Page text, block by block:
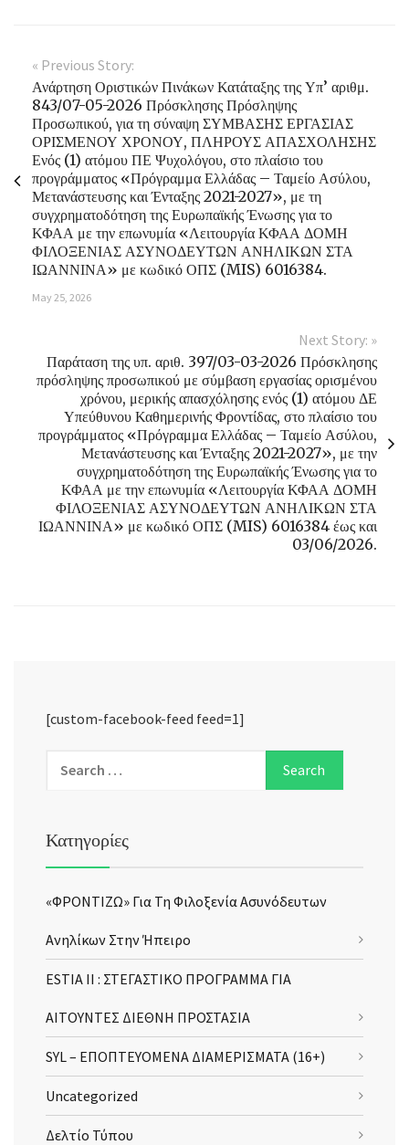
« Previous Story:
Ανάρτηση Οριστικών Πινάκων Κατάταξης της Υπ’ αριθμ.
843/07-05-2026 Πρόσκλησης Πρόσληψης
Προσωπικού, για τη σύναψη ΣΥΜΒΑΣΗΣ ΕΡΓΑΣΙΑΣ
ΟΡΙΣΜΕΝΟΥ ΧΡΟΝΟΥ, ΠΛΗΡΟΥΣ ΑΠΑΣΧΟΛΗΣΗΣ
Ενός (1) ατόμου ΠΕ Ψυχολόγου, στο πλαίσιο του
προγράμματος «Πρόγραμμα Ελλάδας – Ταμείο Ασύλου,
Μετανάστευσης και Ένταξης 2021-2027», με τη
συγχρηματοδότηση της Ευρωπαϊκής Ένωσης για το
ΚΦΑΑ με την επωνυμία «Λειτουργία ΚΦΑΑ ΔΟΜΗ
ΦΙΛΟΞΕΝΙΑΣ ΑΣΥΝΟΔΕΥΤΩΝ ΑΝΗΛΙΚΩΝ ΣΤΑ
ΙΩΑΝΝΙΝΑ» με κωδικό ΟΠΣ (MIS) 6016384.
May 25, 2026
Next Story: »
Παράταση της υπ. αριθ. 397/03-03-2026 Πρόσκλησης
πρόσληψης προσωπικού με σύμβαση εργασίας ορισμένου
χρόνου, μερικής απασχόλησης ενός (1) ατόμου ΔΕ
Υπεύθυνου Καθημερινής Φροντίδας, στο πλαίσιο του
προγράμματος «Πρόγραμμα Ελλάδας – Ταμείο Ασύλου,
Μετανάστευσης και Ένταξης 2021-2027», με την
συγχρηματοδότηση της Ευρωπαϊκής Ένωσης για το
ΚΦΑΑ με την επωνυμία «Λειτουργία ΚΦΑΑ ΔΟΜΗ
ΦΙΛΟΞΕΝΙΑΣ ΑΣΥΝΟΔΕΥΤΩΝ ΑΝΗΛΙΚΩΝ ΣΤΑ
ΙΩΑΝΝΙΝΑ» με κωδικό ΟΠΣ (MIS) 6016384 έως και
03/06/2026.
[custom-facebook-feed feed=1]
Κατηγορίες
«ΦΡΟΝΤΙΖΩ» Για Τη Φιλοξενία Ασυνόδευτων
Ανηλίκων Στην Ήπειρο
ESTIA II : ΣΤΕΓΑΣΤΙΚΟ ΠΡΟΓΡΑΜΜΑ ΓΙΑ
ΑΙΤΟΥΝΤΕΣ ΔΙΕΘΝΗ ΠΡΟΣΤΑΣΙΑ
SYL – ΕΠΟΠΤΕΥΟΜΕΝΑ ΔΙΑΜΕΡΙΣΜΑΤΑ (16+)
Uncategorized
Δελτίο Τύπου